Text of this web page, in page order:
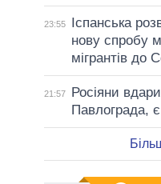
23:55
Іспанська
нову спробу
мігрантів до
21:57
Росіяни
Павлограда,